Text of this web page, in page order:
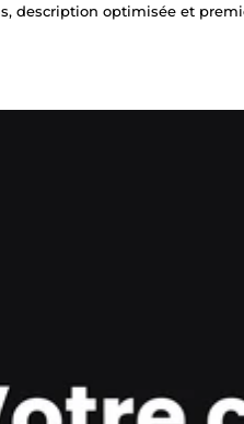
description optimisée et